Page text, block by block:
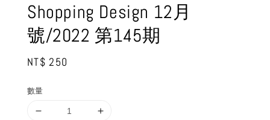
Shopping Design 12月
號/2022 第145期
Regular
NT$ 250
數量